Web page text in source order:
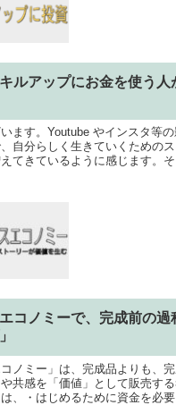
ルアップにお金を使う人
ます。Youtube やインスタ等
自分らしく生きていくための
てきているように感じます。
コノミーで、完成前の過
コノミー」は、完成品よりも、
共感を「価値」として販売す
、・はじめるために資金を必要